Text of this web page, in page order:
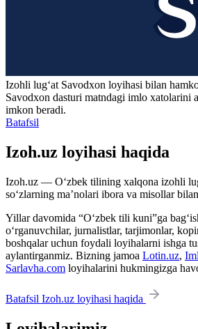
Izohli lugʻat Savodxon loyihasi bilan
Savodxon dasturi matndagi imlo xatolarini
imkon beradi.
Batafsil
Izoh.uz loyihasi haqida
Izoh.uz — O‘zbek tilining xalqona izohli
so‘zlarning ma’nolari ibora va misollar
Yillar davomida “O‘zbek tili kuni”ga
o‘rganuvchilar, jurnalistlar, tarjimonlar,
boshqalar uchun foydali loyihalarni ishga
aylantirganmiz. Bizning jamoa Lotin.uz,
Sarlavha.com loyihalarini hukmingizga
Batafsil Izoh.uz loyihasi haqida